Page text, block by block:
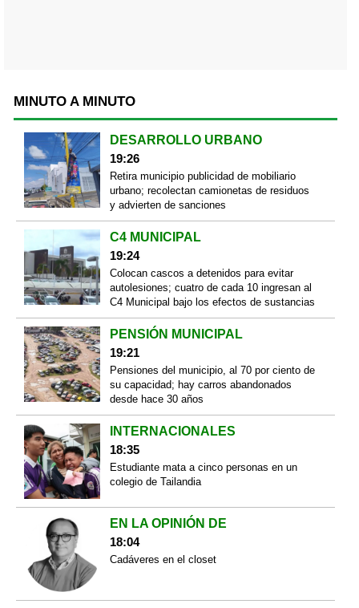
MINUTO A MINUTO
DESARROLLO URBANO
19:26
Retira municipio publicidad de mobiliario
urbano; recolectan camionetas de residuos
y advierten de sanciones
C4 MUNICIPAL
19:24
Colocan cascos a detenidos para evitar
autolesiones; cuatro de cada 10 ingresan al
C4 Municipal bajo los efectos de sustancias
PENSIÓN MUNICIPAL
19:21
Pensiones del municipio, al 70 por ciento de
su capacidad; hay carros abandonados
desde hace 30 años
INTERNACIONALES
18:35
Estudiante mata a cinco personas en un
colegio de Tailandia
EN LA OPINIÓN DE
18:04
Cadáveres en el closet